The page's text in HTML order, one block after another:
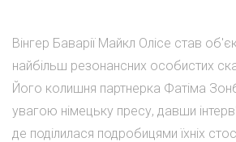
Вінгер Баварії Майкл Олісе став
найбільш резонансних особистих
Його колишня партнерка Фатіма
увагою німецьку пресу, давши
де поділилася подробицями їхніх